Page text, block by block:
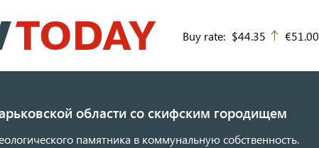
к
основному
Buy rate: $44.35 up
€51.00
области со скифским городищем
памятника в коммунальную собственность.